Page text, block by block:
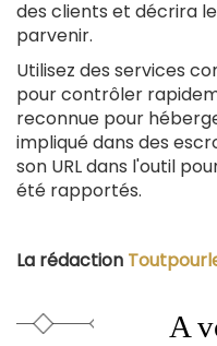
des clients et décrira
parvenir.
Utilisez des services
pour contrôler
reconnue pour
impliqué dans des
son URL dans l'outil
été rapportés.
La rédaction
A